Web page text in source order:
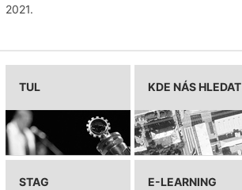
2021.
TUL KDE NÁS HLEDAT
STAG E-LEARNING